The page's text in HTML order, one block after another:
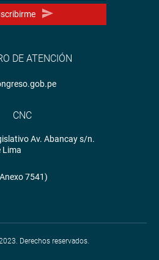
DE ATENCIÓN
CNC
Av. Abancay s/n.
Lima
7541)
Derechos reservados.